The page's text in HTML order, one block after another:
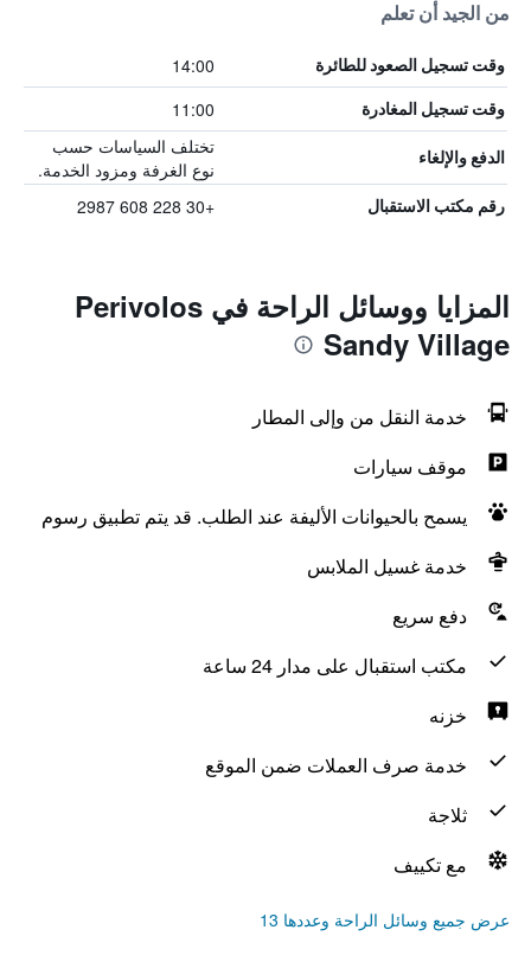
من الجيد أن تعلم
وقت تسجيل الصعود للطائرة 14:00
وقت تسجيل المغادرة 11:00
الدفع والإلغاء
تختلف السياسات حسب
نوع الغرفة ومزود الخدمة.
رقم مكتب الاستقبال +30 228 608 2987
المزايا ووسائل الراحة في Perivolos
Sandy Village
خدمة النقل من وإلى المطار
موقف سيارات
يسمح بالحيوانات الأليفة عند الطلب. قد يتم تطبيق رسوم
خدمة غسيل الملابس
دفع سريع
مكتب استقبال على مدار 24 ساعة
خزنه
خدمة صرف العملات ضمن الموقع
ثلاجة
مع تكييف
عرض جميع وسائل الراحة وعددها 13